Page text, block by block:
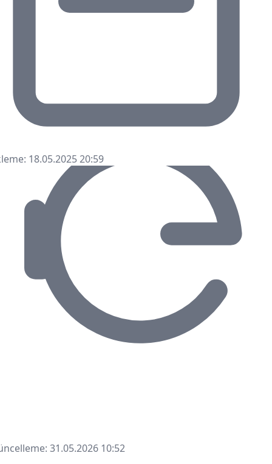
18.05.2025 20:59
31.05.2026 10:52